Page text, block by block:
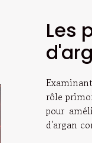
Les
rôle
pour
d'argan